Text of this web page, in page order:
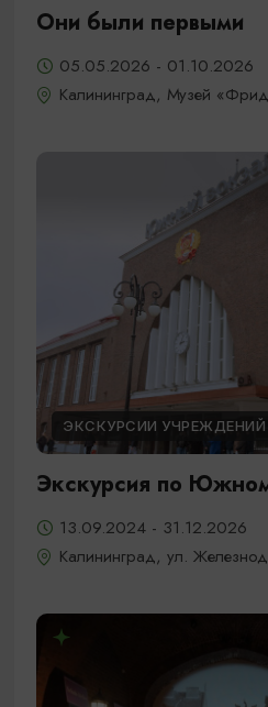
Они были первыми
05.05.2026 - 01.10.2026
Калининград, Музей
ЭКСКУРСИИ УЧРЕЖДЕНИЙ
Экскурсия по
13.09.2024 - 31.12.2026
Калининград, ул.